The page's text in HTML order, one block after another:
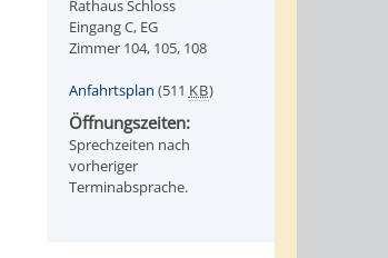
Rathaus Schloss
Eingang C, EG
Zimmer 104, 105, 108
Anfahrtsplan (511 KB)
Öffnungszeiten:
Sprechzeiten nach
vorheriger
Terminabsprache.